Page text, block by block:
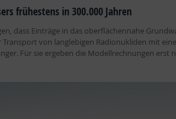
frühestens in 300.000 Jahren
dass Einträge in das oberflächennahe
von langlebigen Radionukliden mit
Für sie ergeben die Modellrechnungen erst